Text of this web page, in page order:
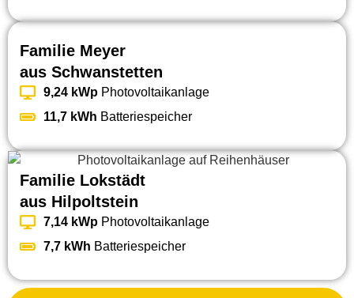
Familie Meyer
aus Schwanstetten
9,24 kWp Photovoltaikanlage
11,7 kWh Batteriespeicher
Familie Lokstädt
aus Hilpoltstein
7,14 kWp Photovoltaikanlage
7,7 kWh Batteriespeicher